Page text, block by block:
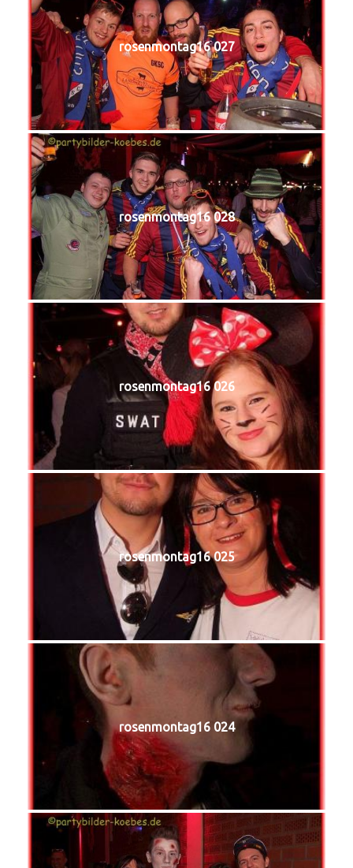
rosenmontag16 027
rosenmontag16 028
rosenmontag16 026
rosenmontag16 025
rosenmontag16 024